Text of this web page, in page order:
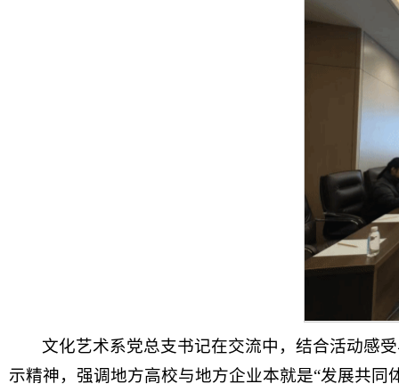
文化艺术系党总支书记在交流中，结合活动感
示精神，强调地方高校与地方企业本就是“发展共